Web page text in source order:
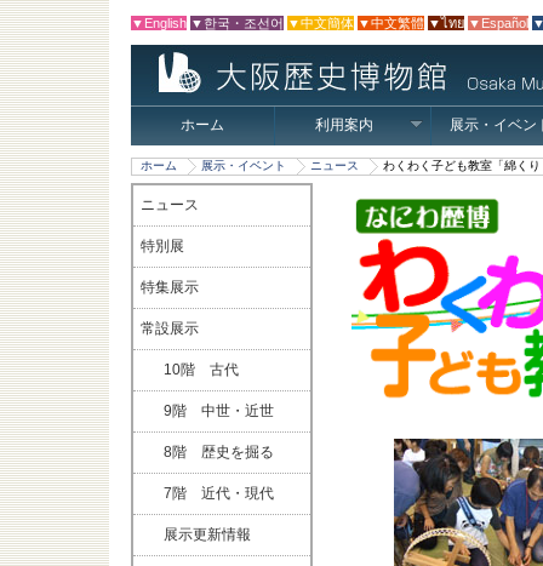
▼English ▼한국・조선어 ▼中文簡体 ▼中文繁體 ▼ไทย ▼Español
ホーム 利用案内 展示・イベン
ホーム 展示・イベント ニュース わくわく子ども教室「綿く
ニュース
特別展
特集展示
常設展示
10階 古代
9階 中世・近世
8階 歴史を掘る
7階 近代・現代
展示更新情報